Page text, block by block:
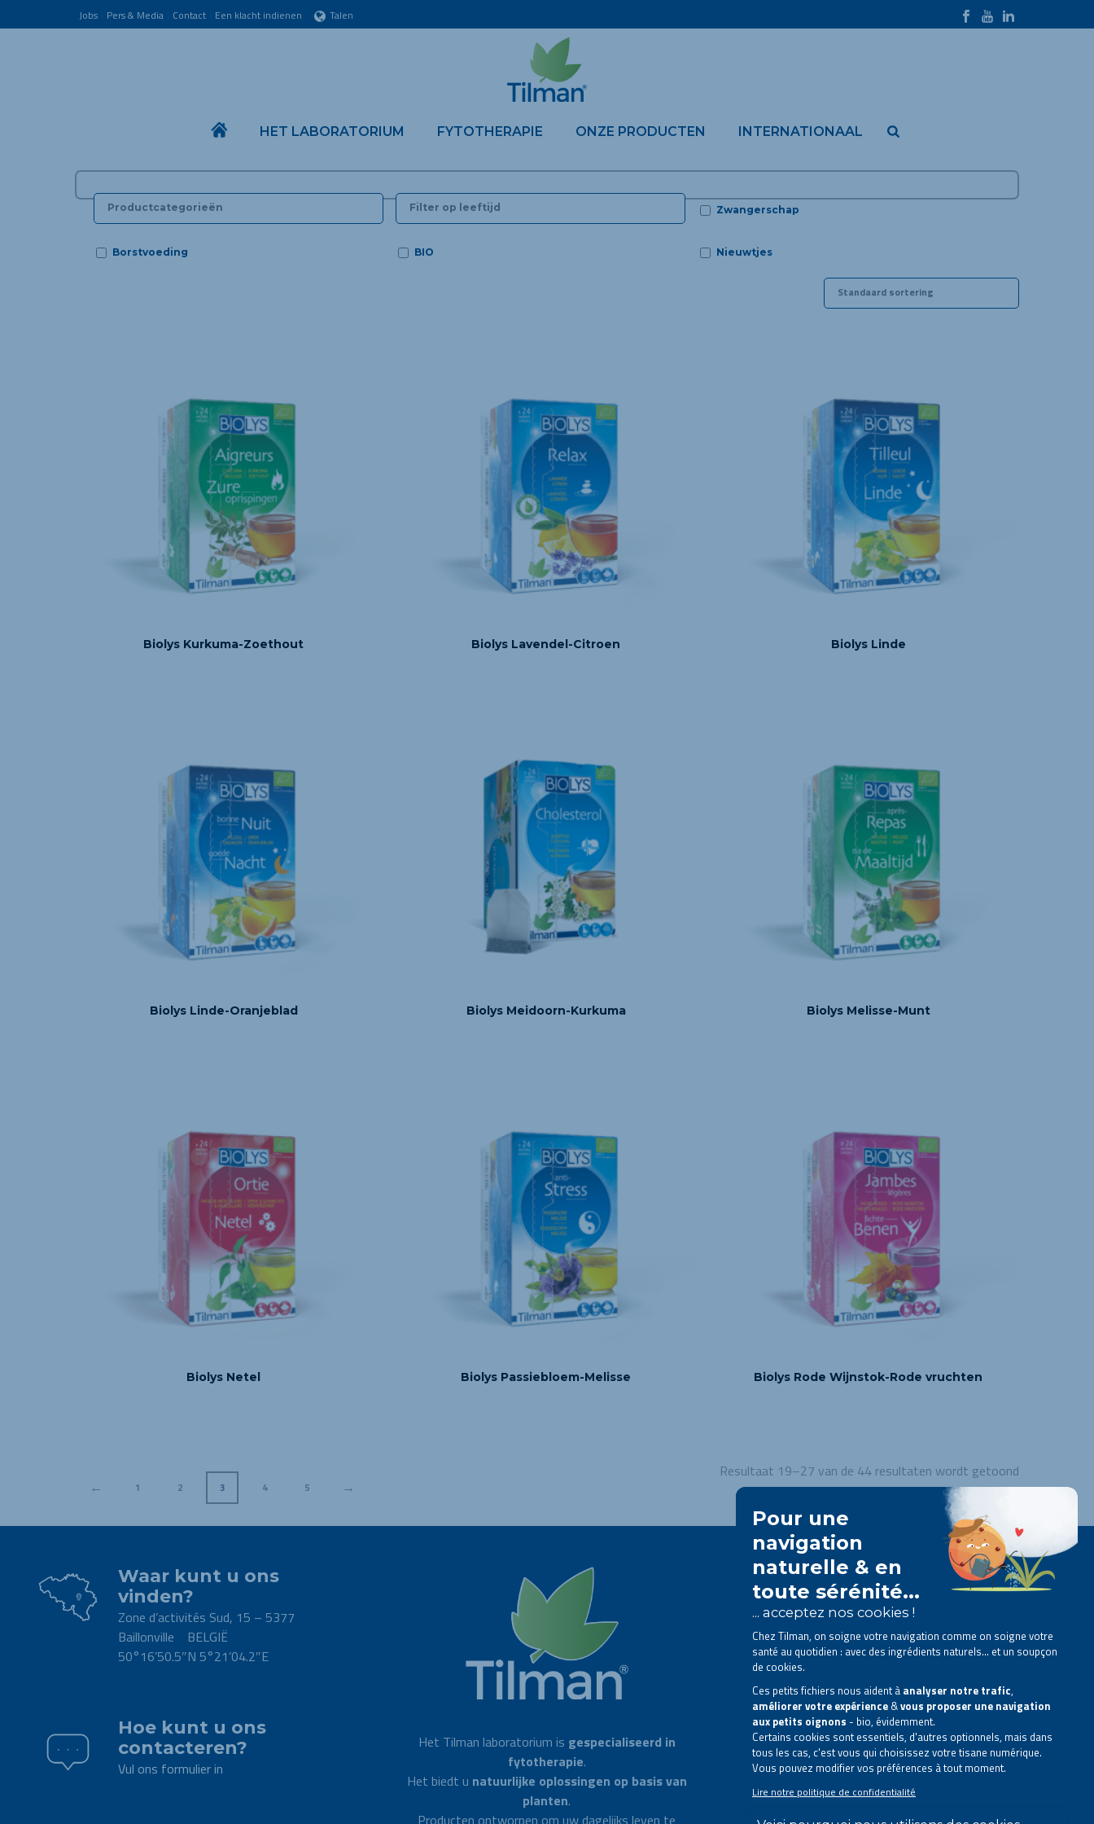
Jobs Pers & Media Contact Een klacht indienen Talen
HET LABORATORIUM FYTOTHERAPIE ONZE PRODUCTEN INTERNATIONAAL
Zwangerschap
Borstvoeding BIO Nieuwtjes
Biolys Kurkuma-Zoethout Biolys Lavendel-Citroen Biolys Linde
Biolys Linde-Oranjeblad Biolys Meidoorn-Kurkuma Biolys Melisse-Munt
Biolys Netel Biolys Passiebloem-Melisse Biolys Rode Wijnstok-Rode vruchten
← 1 2 3 4 5 →
Resultaat 19–27 van de 44 resultaten wordt getoond
Waar kunt u ons
vinden?
Zone d’activités Sud, 15 – 5377
Baillonville BELGIË
50°16’50.5″N 5°21’04.2″E
Hoe kunt u ons
contacteren?
Vul ons formulier in
Het Tilman laboratorium is gespecialiseerd in
fytotherapie.
Het biedt u natuurlijke oplossingen op basis van
planten.
Producten ontworpen om uw dagelijks leven te
Volg ons op sociale media